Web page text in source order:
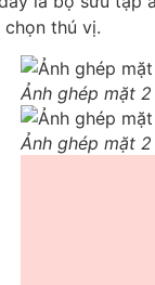
chọn thú vị.
Ảnh ghép mặt
Ảnh ghép mặt